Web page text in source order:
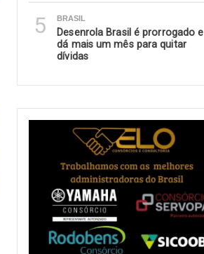
5 BRASIL
Desenrola Brasil é prorrogado e
dá mais um mês para quitar
dívidas